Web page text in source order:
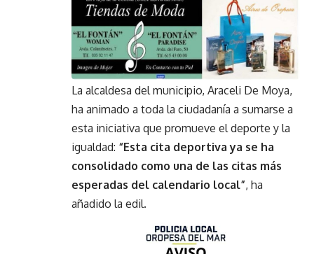
La alcaldesa del municipio, Araceli De Moya,
ha animado a toda la ciudadanía a sumarse a
esta iniciativa que promueve el deporte y la
igualdad: “Esta cita deportiva ya se ha
consolidado como una de las citas más
esperadas del calendario local”, ha
añadido la edil.